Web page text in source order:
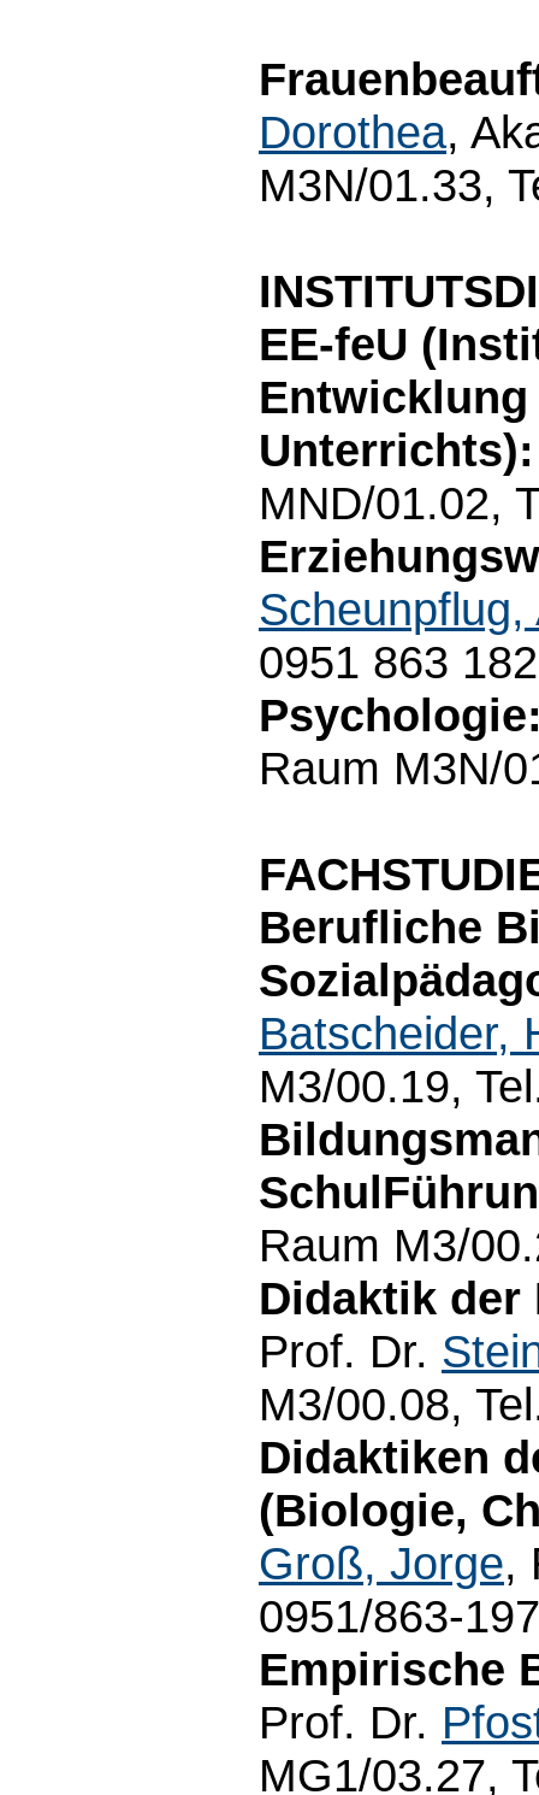
Dorothea,
M3N/01.33,
EE-feU
Entwicklung
Unterrichts):
MND/01.02,
Scheunpflug,
0951 863
Raum M3N/
Berufliche
Batscheider,
M3/00.19,
Raum M3/
Didaktik der
Prof. Dr.
M3/00.08,
Didaktiken
(Biologie,
Groß, Jorge,
0951/863-
Empirische
Prof. Dr.
MG1/03.27,